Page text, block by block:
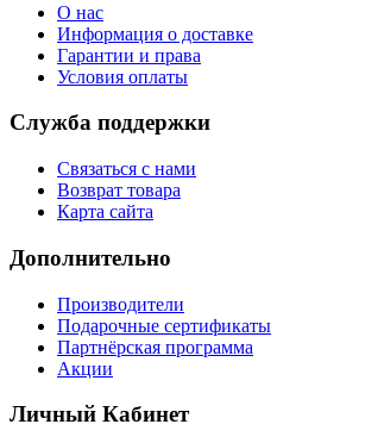
О нас
Информация о доставке
Гарантии и права
Условия оплаты
Служба поддержки
Связаться с нами
Возврат товара
Карта сайта
Дополнительно
Производители
Подарочные сертификаты
Партнёрская программа
Акции
Личный Кабинет